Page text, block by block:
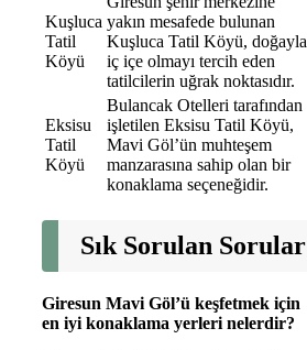
Kuşluca
Tatil
Köyü
yakın mesafede bulunan
Kuşluca Tatil Köyü, doğayla
iç içe olmayı tercih eden
tatilcilerin uğrak noktasıdır.
Eksisu
Tatil
Köyü
Bulancak Otelleri tarafından
işletilen Eksisu Tatil Köyü,
Mavi Göl’ün muhteşem
manzarasına sahip olan bir
konaklama seçeneğidir.
Sık Sorulan Sorular
Giresun Mavi Göl’ü keşfetmek için
en iyi konaklama yerleri nelerdir?